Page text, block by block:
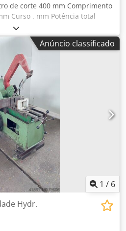
de corte 400 mm Comprimento
Curso . mm Potência total
aprox. . t Espaço
técnicos são informações
e, portanto, não são
nos o direito de venda
as nossas condições
Sobre nós: Mais de 400
Crjdpfx Ajyycy Honkof Mais
capacidade de
de 10.000 artigos de acessórios
vender máquinas, linhas de
entre em contato conosco.
Visitas mediante
a sua visita. Equipe Markus
Anúncio classificado
1 / 6
Hydr.